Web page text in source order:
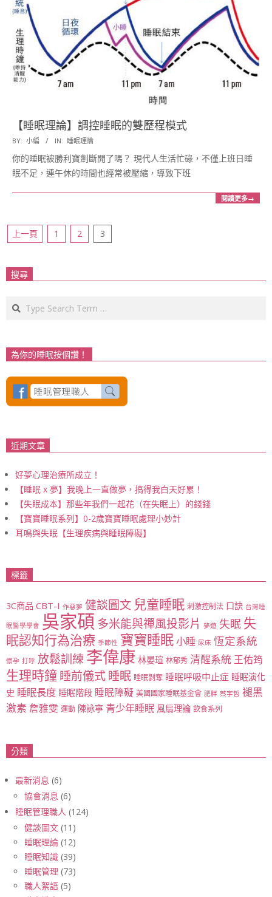
【睡眠理論】調控睡眠的雙歷程模式
2016-
08-
12
BY: 小編 IN: 睡眠理論
你的睡眠被勝利寶劍斷開了嗎？ 現代人生活忙碌，不僅上班日睡
眠不足，連午休的時間也經常被壓縮，導致下班
閱讀更多→
文
分
頁
上一頁 1 2 3
搜尋
Search
為你的睡眠按個讚！
近期文章
好夢心理治療所成立！
【睡眠 x 夢】我晚上一直做夢，搞得我白天好累！
【失眠成本】那些年我們一起花（在失眠上）的錢錢
【寶寶睡眠系列】0-2歲寶寶睡眠處理小妙計
耳鳴與失眠【生理疾病與睡眠障礙】
標籤
3C商品 CBT-I 作惡夢 健談圖文 兒童睡眠 刺激控制法 口訣 台灣睡
眠醫學學會 吳家碩 多米能與禪風投影片 夢遊 失眠 失
眠認知行為治療 季節性 寶寶睡眠小睡 尿床 恆定系統
懷孕 打呼 放鬆訓練 李偉康 林晏瑄 林郁秀 清醒系統 王佑筠
生理時鐘睡前儀式睡眠 睡眠剝奪 睡眠呼吸中止症 睡眠演化
史 睡眠長度 睡眠階段 睡眠障礙 美國國家睡眠基金會 肥胖 蔡宇哲 褪黑
激素詹雅雯 運動 陳詠寧 青少年睡眠 風扇理論 飲食系列
分類
最新消息 (6)
協會消息 (6)
睡眠管理職人 (124)
健談圖文 (11)
睡眠理論 (12)
睡眠知識 (39)
睡眠管理 (73)
職人絮語 (5)